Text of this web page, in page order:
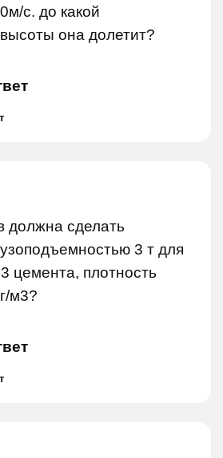
с. до какой
она долетит?
должна сделать
3 т для
цемента, плотность
м3?